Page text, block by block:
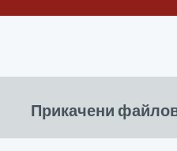
Прикачени